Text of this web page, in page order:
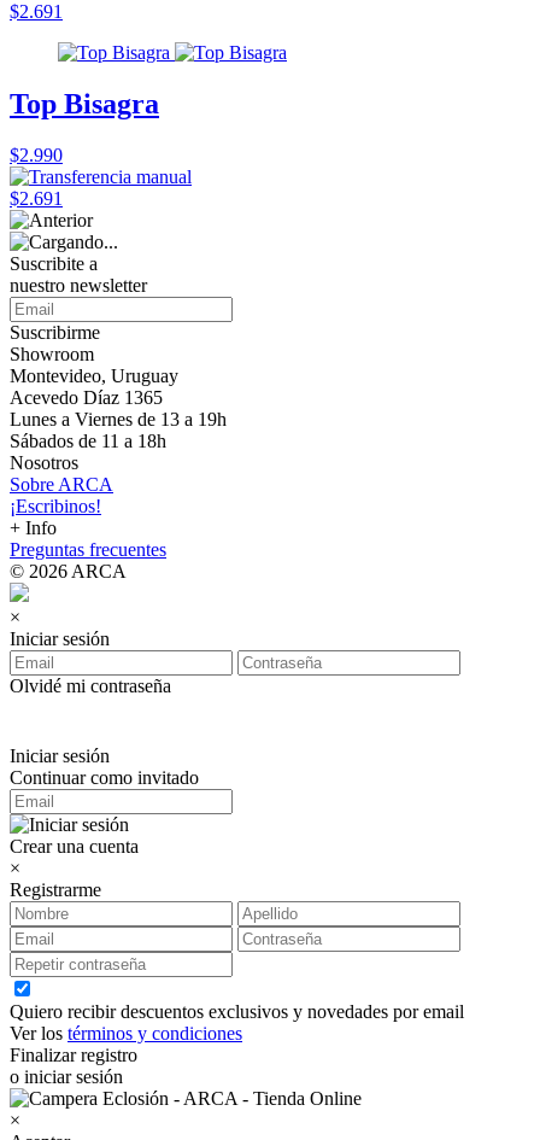
$2.691
Top Bisagra
$2.990
$2.691
Suscribite a
nuestro newsletter
Suscribirme
Showroom
Montevideo, Uruguay
Acevedo Díaz 1365
Lunes a Viernes de 13 a 19h
Sábados de 11 a 18h
Nosotros
Sobre ARCA
¡Escribinos!
+ Info
Preguntas frecuentes
© 2026 ARCA
×
Iniciar sesión
Olvidé mi contraseña
Iniciar sesión
Continuar como invitado
Crear una cuenta
×
Registrarme
Quiero recibir descuentos exclusivos y novedades por email
Ver los términos y condiciones
Finalizar registro
o iniciar sesión
×